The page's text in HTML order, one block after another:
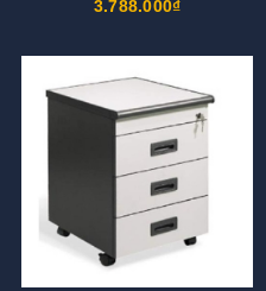
3.788.000₫